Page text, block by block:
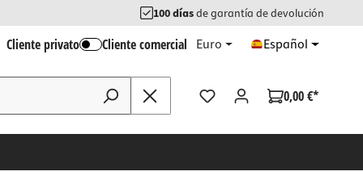
100 díasde garantía de devolución
Cliente privato Cliente comercial Euro Español
0,00 €*